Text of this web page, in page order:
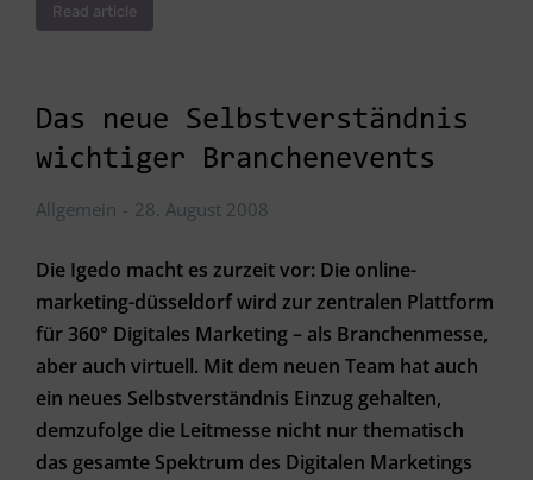
Read article
Das neue Selbstverständnis
wichtiger Branchenevents
Allgemein 28. August 2008
Die Igedo macht es zurzeit vor: Die online-
marketing-düsseldorf wird zur zentralen Plattform
für 360° Digitales Marketing – als Branchenmesse,
aber auch virtuell. Mit dem neuen Team hat auch
ein neues Selbstverständnis Einzug gehalten,
demzufolge die Leitmesse nicht nur thematisch
das gesamte Spektrum des Digitalen Marketings